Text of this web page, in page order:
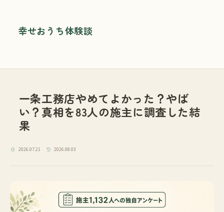
幸せおうち体験談
一条工務店やめてよかった？やば
い？真相を83人の施主に調査した結
果
2026.07.21 2026.08.03